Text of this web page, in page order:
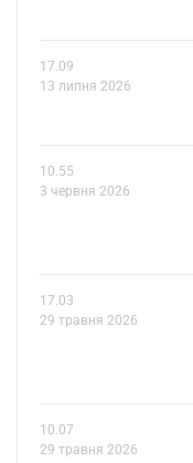
17.09
13 липня 2026
10.55
3 червня 2026
17.03
29 травня 2026
10.07
29 травня 2026